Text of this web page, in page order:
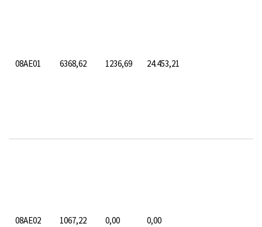
08AE01 6368,62 1236,69 24.453,21
08AE02 1067,22 0,00 0,00